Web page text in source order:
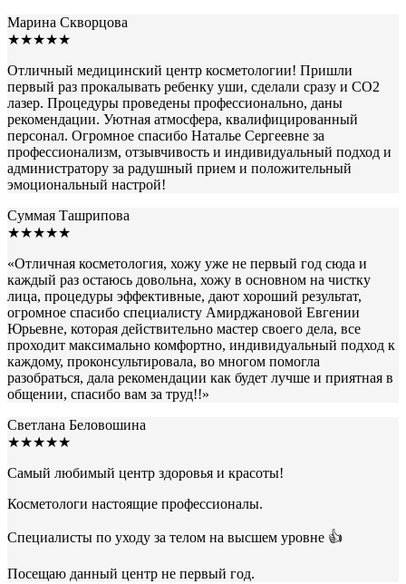
Марина Скворцова
★★★★★
Отличный медицинский центр косметологии! Пришли
первый раз прокалывать ребенку уши, сделали сразу и СО2
лазер. Процедуры проведены профессионально, даны
рекомендации. Уютная атмосфера, квалифицированный
персонал. Огромное спасибо Наталье Сергеевне за
профессионализм, отзывчивость и индивидуальный подход и
администратору за радушный прием и положительный
эмоциональный настрой!
Суммая Ташрипова
★★★★★
«Отличная косметология, хожу уже не первый год сюда и
каждый раз остаюсь довольна, хожу в основном на чистку
лица, процедуры эффективные, дают хороший результат,
огромное спасибо специалисту Амирджановой Евгении
Юрьевне, которая действительно мастер своего дела, все
проходит максимально комфортно, индивидуальный подход к
каждому, проконсультировала, во многом помогла
разобраться, дала рекомендации как будет лучше и приятная в
общении, спасибо вам за труд!!»
Светлана Беловошина
★★★★★
Самый любимый центр здоровья и красоты!
Косметологи настоящие профессионалы.
Специалисты по уходу за телом на высшем уровне 👍
Посещаю данный центр не первый год.